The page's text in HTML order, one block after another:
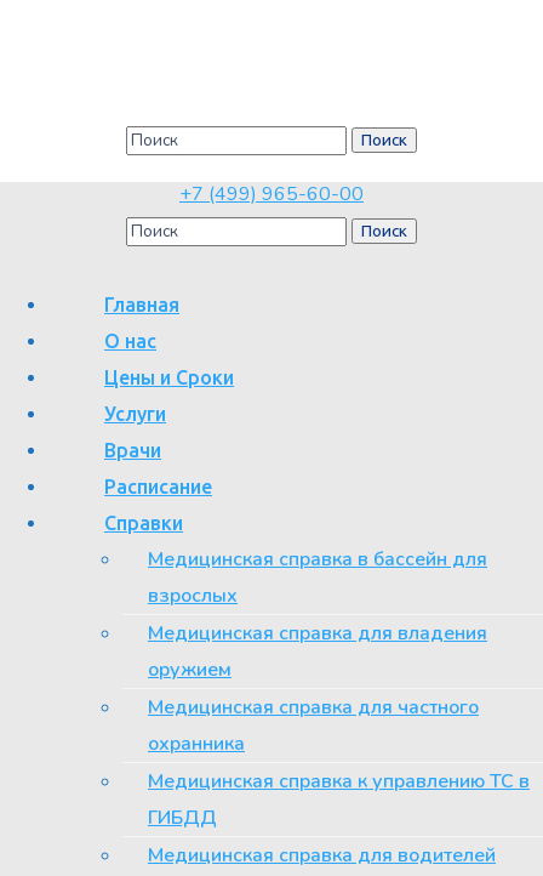
+7 (499) 965-60-00
Главная
О нас
Цены и Сроки
Услуги
Врачи
Расписание
Справки
Медицинская справка в бассейн для
взрослых
Медицинская справка для владения
оружием
Медицинская справка для частного
охранника
Медицинская справка к управлению ТС в
ГИБДД
Медицинская справка для водителей
Причины, симптомы и лечение ишемической
Сердечные болезни – основная причина смертности населения
цивилизованных стран. Поэтому так важно своевременное
выявление этой патологии.
медицинской помощью можно к кардиологу
Консультативно-диагностического центра №6.